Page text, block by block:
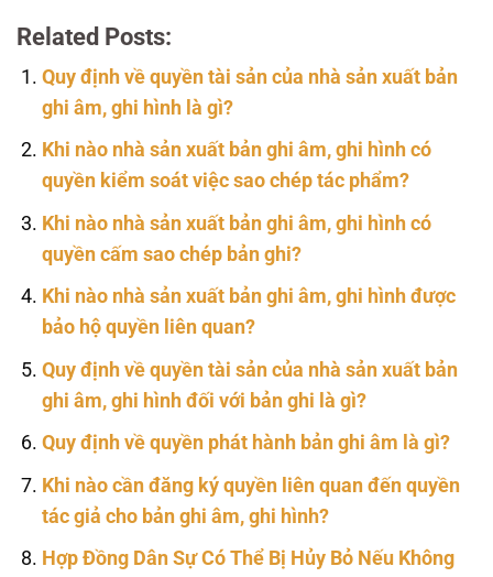
Related Posts:
Quy định về quyền tài sản của nhà sản xuất bản
ghi âm, ghi hình là gì?
Khi nào nhà sản xuất bản ghi âm, ghi hình có
quyền kiểm soát việc sao chép tác phẩm?
Khi nào nhà sản xuất bản ghi âm, ghi hình có
quyền cấm sao chép bản ghi?
Khi nào nhà sản xuất bản ghi âm, ghi hình được
bảo hộ quyền liên quan?
Quy định về quyền tài sản của nhà sản xuất bản
ghi âm, ghi hình đối với bản ghi là gì?
Quy định về quyền phát hành bản ghi âm là gì?
Khi nào cần đăng ký quyền liên quan đến quyền
tác giả cho bản ghi âm, ghi hình?
Hợp Đồng Dân Sự Có Thể Bị Hủy Bỏ Nếu Không